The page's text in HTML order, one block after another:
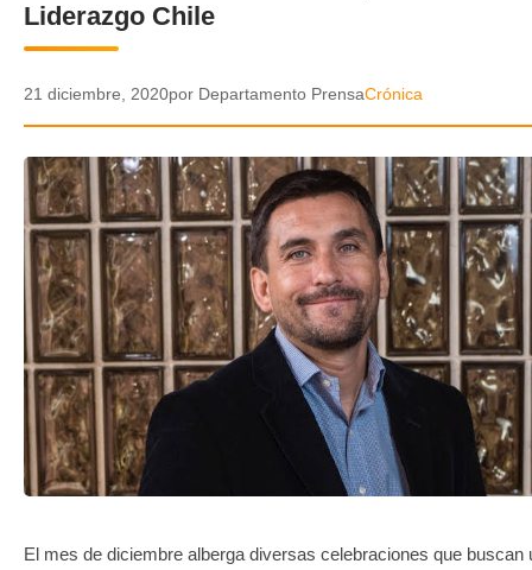
POLICIAL
VIDEOS
GALERIA DE FOTOS
APP MÓVIL
TRANSPARENCIA
Liderazgo Chile
21 diciembre, 2020por Departamento PrensaCrónica
El mes de diciembre alberga diversas celebraciones que buscan